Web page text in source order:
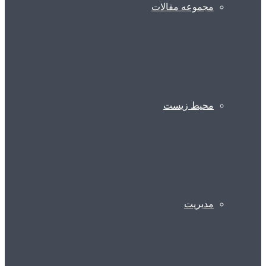
مجموعه مقالات
محیط زیست
مدیریت